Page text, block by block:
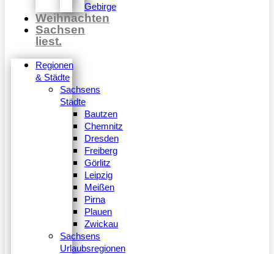
Gebirge
Weihnachten
Sachsen
liest.
Regionen
& Städte
Sachsens
Städte
Bautzen
Chemnitz
Dresden
Freiberg
Görlitz
Leipzig
Meißen
Pirna
Plauen
Zwickau
Sachsens
Urlaubsregionen